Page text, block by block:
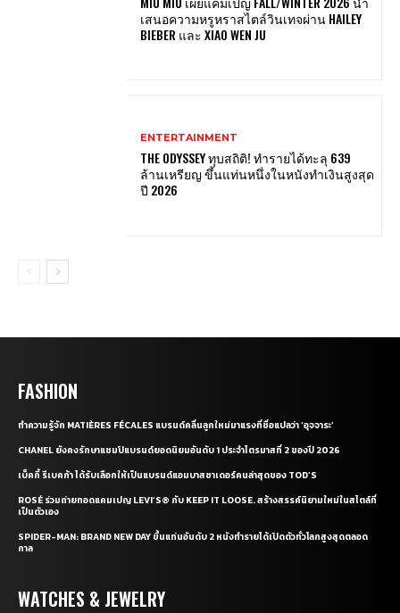
เสนอความหรูหราสไตล์วินเทจผ่าน HAILEY
BIEBER และ XIAO WEN JU
ENTERTAINMENT
THE ODYSSEY ทุบสถิติ! ทำรายได้ทะลุ 639
ล้านเหรียญ ขึ้นแท่นหนึ่งในหนังทำเงินสูงสุด
ปี 2026
FASHION
ทำความรู้จัก MATIÈRES FÉCALES แบรนด์คลื่นลูกใหม่มาแรงที่ชื่อแปลว่า ‘อุจจาระ’
CHANEL ยังคงรักษาแชมป์แบรนด์ยอดนิยมอันดับ 1 ประจำไตรมาสที่ 2 ของปี 2026
เบ็คกี้ รีเบคก้า ได้รับเลือกให้เป็นแบรนด์แอมบาสซาเดอร์คนล่าสุดของ TOD’S
ROSÉ ร่วมถ่ายทอดแคมเปญ LEVI’S® กับ KEEP IT LOOSE. สร้างสรรค์นิยามใหม่ในสไตล์ที่
เป็นตัวเอง
SPIDER-MAN: BRAND NEW DAY ขึ้นแท่นอันดับ 2 หนังทำรายได้เปิดตัวทั่วโลกสูงสุดตลอด
กาล
WATCHES & JEWELRY